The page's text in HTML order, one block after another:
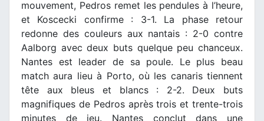
mouvement, Pedros remet les pendules à l’heure,
et Koscecki confirme : 3-1. La phase retour
redonne des couleurs aux nantais : 2-0 contre
Aalborg avec deux buts quelque peu chanceux.
Nantes est leader de sa poule. Le plus beau
match aura lieu à Porto, où les canaris tiennent
tête aux bleus et blancs : 2-2. Deux buts
magnifiques de Pedros après trois et trente-trois
minutes de jeu. Nantes conclut dans une